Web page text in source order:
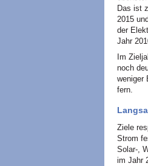
Das ist
2015
der
Jahr
Im
noch
weniger
fern.
Ziele
Strom
Solar-,
im Jahr